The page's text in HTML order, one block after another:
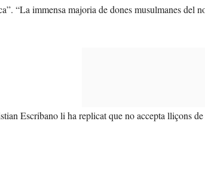
“La immensa majoria de dones musulmanes
Escribano li ha replicat que no accepta lliçons